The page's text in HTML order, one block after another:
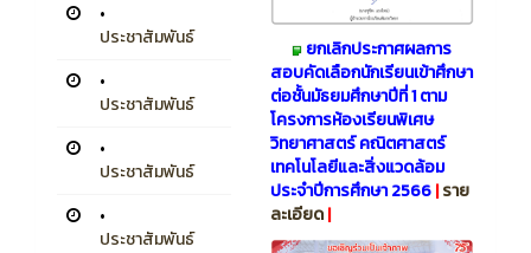
•
ประชาสัมพันธ์
•
ประชาสัมพันธ์
•
ประชาสัมพันธ์
•
ประชาสัมพันธ์
ยกเลิกประกาศผลการ
สอบคัดเลือกนักเรียนเข้าศึกษา
ต่อชั้นมัธยมศึกษาปีที่ 1 ตาม
โครงการห้องเรียนพิเศษ
วิทยาศาสตร์ คณิตศาสตร์
เทคโนโลยีและสิ่งแวดล้อม
ประจำปีการศึกษา 2566|ราย
ละเอียด|